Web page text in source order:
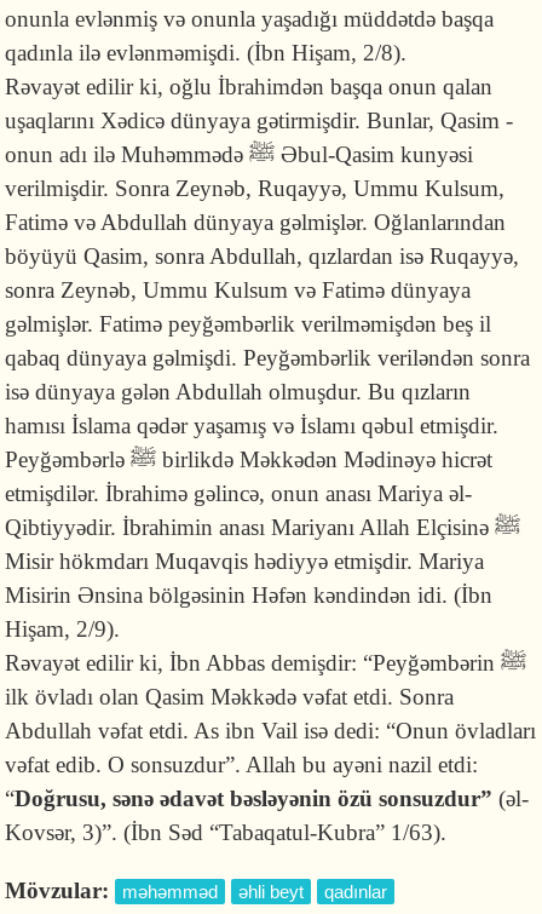
onunla evlənmiş və onunla yaşadığı müddətdə başqa
qadınla ilə evlənməmişdi. (İbn Hişam, 2/8).
Rəvayət edilir ki, oğlu İbrahimdən başqa onun qalan
uşaqlarını Xədicə dünyaya gətirmişdir. Bunlar, Qasim -
onun adı ilə Muhəmmədəﷺ Əbul-Qasim kunyəsi
verilmişdir. Sonra Zeynəb, Ruqayyə, Ummu Kulsum,
Fatimə və Abdullah dünyaya gəlmişlər. Oğlanlarından
böyüyü Qasim, sonra Abdullah, qızlardan isə Ruqayyə,
sonra Zeynəb, Ummu Kulsum və Fatimə dünyaya
gəlmişlər. Fatimə peyğəmbərlik verilməmişdən beş il
qabaq dünyaya gəlmişdi. Peyğəmbərlik veriləndən sonra
isə dünyaya gələn Abdullah olmuşdur. Bu qızların
hamısı İslama qədər yaşamış və İslamı qəbul etmişdir.
Peyğəm­bərləﷺ birlikdə Məkkədən Mədinəyə hicrət
etmişdilər. İbrahimə gəlincə, onun anası Mariya əl-
Qibtiyyədir. İbrahimin anası Mariyanı Allah Elçisinəﷺ
Misir hökmdarı Muqavqis hədiyyə etmişdir. Mariya
Misirin Ənsina bölgəsinin Həfən kəndindən idi. (İbn
Hişam, 2/9).
Rəvayət edilir ki, İbn Abbas demişdir: “Peyğəmbərinﷺ
ilk övladı olan Qasim Məkkədə vəfat etdi. Sonra
Abdullah vəfat etdi. As ibn Vail isə dedi: “Onun övladları
vəfat edib. O sonsuzdur”. Allah bu ayəni nazil et­di:
“Doğrusu, sənə ədavət bəsləyənin özü sonsuzdur”(əl-
Kovsər, 3)”. (İbn Səd “Tabaqatul-Kubra” 1/63).
Mövzular: məhəmməd əhli beyt qadınlar